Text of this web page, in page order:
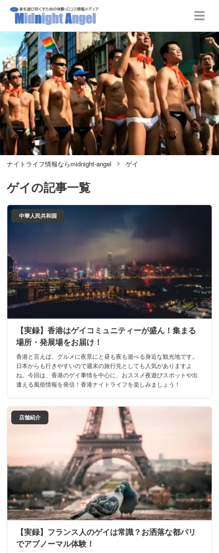
ナイトライフ情報ならmidnight-angel ゲイ
ゲイの記事一覧
中華人民共和国
【実録】香港はゲイコミュニティーが盛ん！集まる
場所・発展場をお届け！
香港と言えば、グルメに夜景にと昼も夜も遊べる身近な観光地です。
日本からも行きやすいので週末の旅行先としても人気がありますよ
ね。今回は、香港のゲイ事情を中心に、おススメ夜遊びスポットや出
逢える風俗情報を発信！香港ナイトライフを楽しみましょう！
店舗紹介
【実録】フランス人のゲイは常識？お洒落な都パリ
でアブノーマル体験！